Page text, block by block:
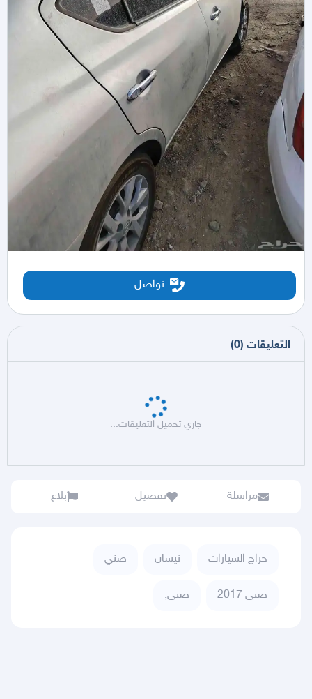
تواصل
التعليقات (
0
)
جاري تحميل التعليقات...
مراسلة تفضيل بلاغ
حراج السيارات نيسان صني
صني 2017 صني,